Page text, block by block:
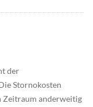
der
Stornokosten
Zeitraum anderweitig